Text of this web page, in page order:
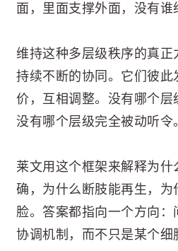
面，里面支撑外面，没有谁
维持这种多层级秩序的真正
持续不断的协同。它们彼此
价，互相调整。没有哪个层
没有哪个层级完全被动听令
莱文用这个框架来解释为
确，为什么断肢能再生，为
脸。答案都指向一个方向：
协调机制，而不只是某个细